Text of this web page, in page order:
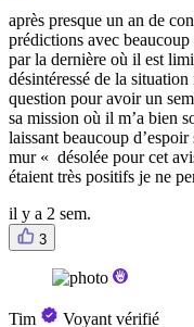
après presque un an de
prédictions avec
par la dernière où il est
désintéressé de la
question pour avoir un
sa mission où il m’a bien
laissant beaucoup
mur « désolée pour cet
étaient très positifs je ne
il y a 2 sem.
3
Tim
Voyant vérifié